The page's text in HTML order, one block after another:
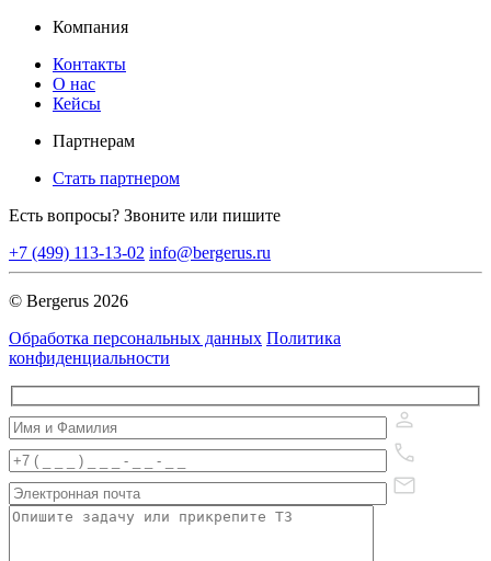
Компания
Контакты
О нас
Кейсы
Партнерам
Стать партнером
Есть вопросы? Звоните или пишите
+7 (499) 113-13-02 info@bergerus.ru
© Bergerus 2026
Обработка персональных данных Политика
конфиденциальности